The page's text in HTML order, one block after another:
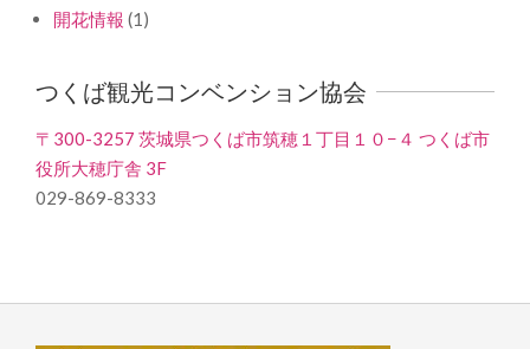
開花情報 (1)
つくば観光コンベンション協会
〒300-3257 茨城県つくば市筑穂１丁目１０−４ つくば市
役所大穂庁舎 3F
029-869-8333